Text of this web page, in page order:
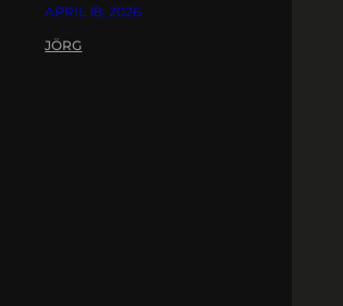
APRIL 18, 2026
JÖRG